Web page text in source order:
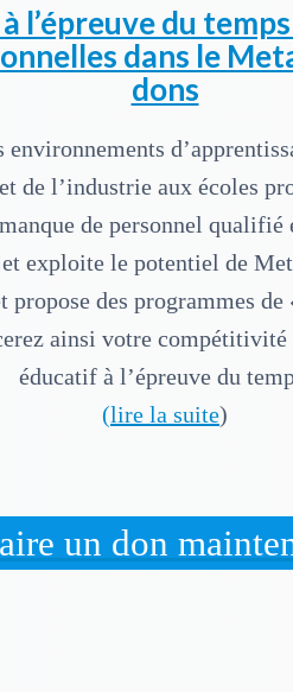
l’épreuve du
dans le
dons
environnements
de l’industrie aux écoles
de personnel qualifié
exploite le potentiel de
propose des programmes
ainsi votre
éducatif à l’épreuve du
(lire la suite)
un don